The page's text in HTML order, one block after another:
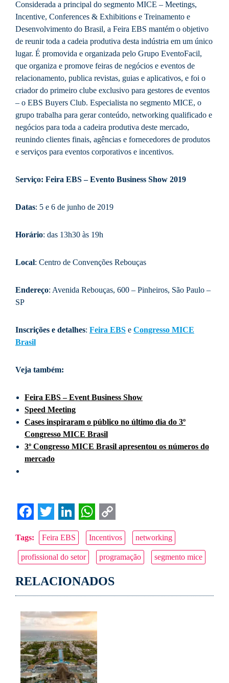
Considerada a principal do segmento MICE – Meetings,
Incentive, Conferences & Exhibitions e Treinamento e
Desenvolvimento do Brasil, a Feira EBS mantém o objetivo
de reunir toda a cadeia produtiva desta indústria em um único
lugar. É promovida e organizada pelo Grupo EventoFacil,
que organiza e promove feiras de negócios e eventos de
relacionamento, publica revistas, guias e aplicativos, e foi o
criador do primeiro clube exclusivo para gestores de eventos
– o EBS Buyers Club. Especialista no segmento MICE, o
grupo trabalha para gerar conteúdo, networking qualificado e
negócios para toda a cadeira produtiva deste mercado,
reunindo clientes finais, agências e fornecedores de produtos
e serviços para eventos corporativos e incentivos.
Serviço: Feira EBS – Evento Business Show 2019
Datas: 5 e 6 de junho de 2019
Horário: das 13h30 às 19h
Local: Centro de Convenções Rebouças
Endereço: Avenida Rebouças, 600 – Pinheiros, São Paulo –
SP
Inscrições e detalhes: Feira EBS e Congresso MICE
Brasil
Veja também:
Feira EBS – Event Business Show
Speed Meeting
Cases inspiraram o público no último dia do 3º
Congresso MICE Brasil
3º Congresso MICE Brasil apresentou os números do
mercado
Facebook
Twitter
LinkedIn
WhatsApp
Copy
Link
Tags: Feira EBS Incentivos networking
profissional do setor programação segmento mice
RELACIONADOS